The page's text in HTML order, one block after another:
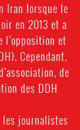
Iran lorsque le
en 2013 et a
l’opposition et
Cependant,
de
des DDH
les journalistes